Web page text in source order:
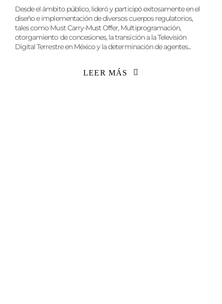
Desde el ámbito público, lideró y participó exitosamente en el
diseño e implementación de diversos cuerpos regulatorios,
tales como Must Carry-Must Offer, Multiprogramación,
otorgamiento de concesiones, la transición a la Televisión
Digital Terrestre en México y la determinación de agentes...
LEER MÁS